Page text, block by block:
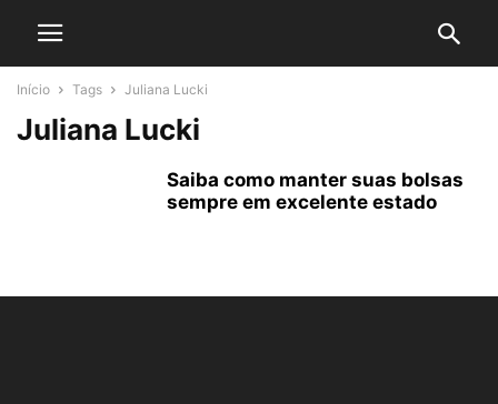
Início Tags Juliana Lucki
Juliana Lucki
Saiba como manter suas bolsas
sempre em excelente estado